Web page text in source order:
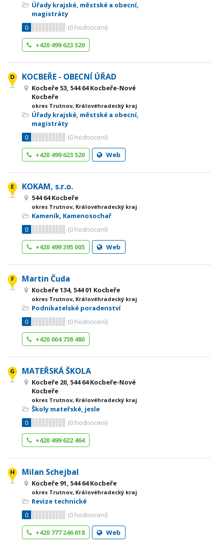
Úřady krajské, městské a obecní,
magistráty
0
(0 hodnocení)
+420 499 623 520
KOCBEŘE - OBECNÍ ÚŘAD
Kocbeře 53, 544 64 Kocbeře-Nové
Kocbeře
okres Trutnov, Královéhradecký kraj
Úřady krajské, městské a obecní,
magistráty
0
(0 hodnocení)
+420 499 623 520
Web
KOKAM, s.r.o.
544 64 Kocbeře
okres Trutnov, Královéhradecký kraj
Kameník, Kamenosochař
0
(0 hodnocení)
+420 499 395 005
Web
Martin Čuda
Kocbeře 134, 544 01 Kocbeře
okres Trutnov, Královéhradecký kraj
Podnikatelské poradenství
0
(0 hodnocení)
+420 604 738 480
MATEŘSKÁ ŠKOLA
Kocbeře 20, 544 64 Kocbeře-Nové
Kocbeře
okres Trutnov, Královéhradecký kraj
Školy mateřské, jesle
0
(0 hodnocení)
+420 499 622 464
Milan Schejbal
Kocbeře 91, 544 64 Kocbeře
okres Trutnov, Královéhradecký kraj
Revize technické
0
(0 hodnocení)
+420 777 246 618
Web